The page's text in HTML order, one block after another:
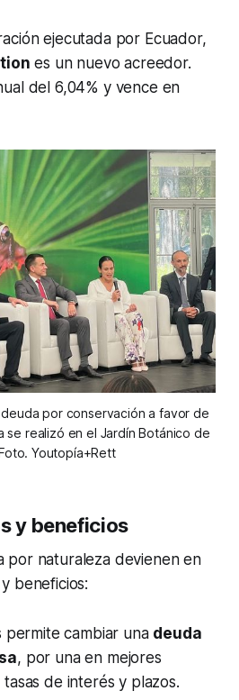
ejecutada por Ecuador,
es un nuevo acreedor.
del 6,04% y vence en
por conservación a favor de
se realizó en el Jardín Botánico de
Youtopía+Rett
y beneficios
por naturaleza devienen en
beneficios:
permite cambiar una deuda
, por una en mejores
de interés y plazos.